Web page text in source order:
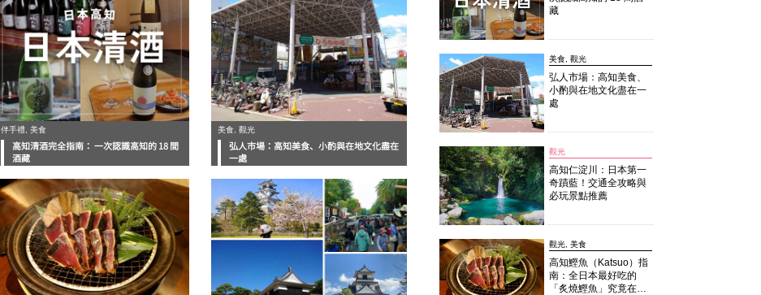
伴手禮, 美食
高知清酒完全指南： 一次認識高知的 18 間
酒藏
美食, 觀光
弘人市場：高知美食、小酌與在地文化盡在
一處
藏
美食, 觀光
弘人市場：高知美食、
小酌與在地文化盡在一
處
觀光
高知仁淀川：日本第一
奇蹟藍！交通全攻略與
必玩景點推薦
觀光, 美食
高知鰹魚（Katsuo）指
南：全日本最好吃的
「炙燒鰹魚」究竟在哪